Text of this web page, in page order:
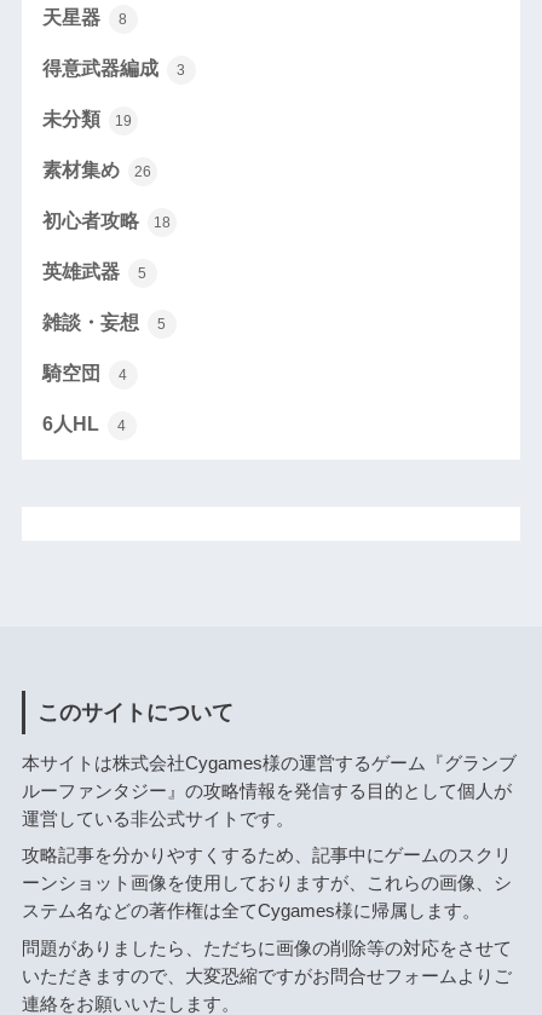
天星器 8
得意武器編成 3
未分類 19
素材集め 26
初心者攻略 18
英雄武器 5
雑談・妄想 5
騎空団 4
6人HL 4
このサイトについて
本サイトは株式会社Cygames様の運営するゲーム『グランブ
ルーファンタジー』の攻略情報を発信する目的として個人が
運営している非公式サイトです。
攻略記事を分かりやすくするため、記事中にゲームのスクリ
ーンショット画像を使用しておりますが、これらの画像、シ
ステム名などの著作権は全てCygames様に帰属します。
問題がありましたら、ただちに画像の削除等の対応をさせて
いただきますので、大変恐縮ですがお問合せフォームよりご
連絡をお願いいたします。